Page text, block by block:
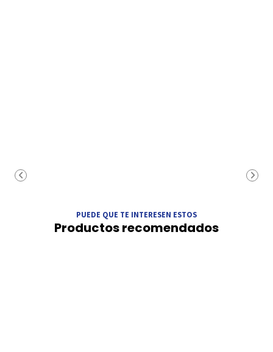
PUEDE QUE TE INTERESEN ESTOS
Productos recomendados